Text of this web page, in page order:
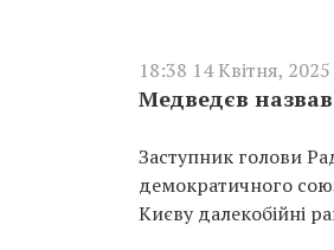
18:38 14 Квітня, 2025
Медведєв
Заступник голови
демократичного
Києву далекобійні